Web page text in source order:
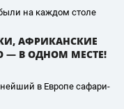
на каждом столе
АФРИКАНСКИЕ
— В ОДНОМ МЕСТЕ!
в Европе сафари-